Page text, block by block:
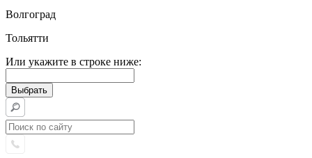
Волгоград
Тольятти
Или укажите в строке ниже: